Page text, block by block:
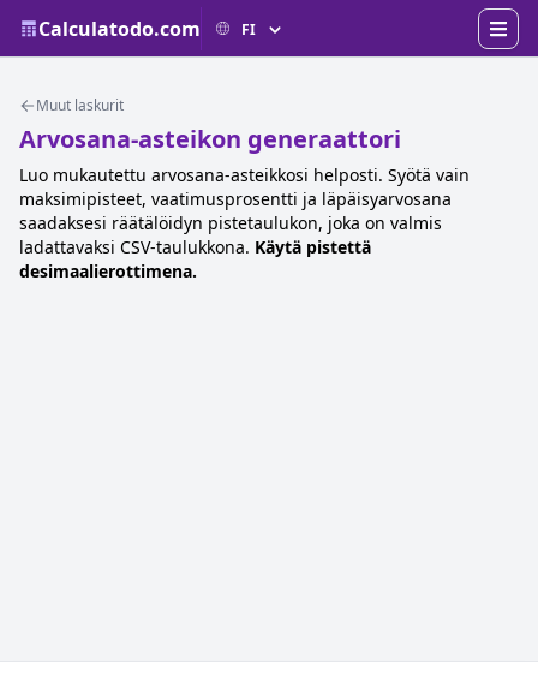
Calculatodo.com
Muut laskurit
Arvosana-asteikon generaattori
Luo mukautettu arvosana-asteikkosi helposti. Syötä vain
maksimipisteet, vaatimusprosentti ja läpäisyarvosana
saadaksesi räätälöidyn pistetaulukon, joka on valmis
ladattavaksi CSV-taulukkona. Käytä pistettä
desimaalierottimena.